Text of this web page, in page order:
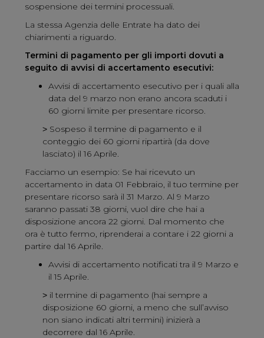
sospensione dei termini processuali.
La stessa Agenzia delle Entrate ha dato dei
chiarimenti a riguardo.
Termini di pagamento per gli importi dovuti a
seguito di avvisi di accertamento esecutivi:
Avvisi di accertamento esecutivo per i quali alla
data del 9 marzo non erano ancora scaduti i
60 giorni limite per presentare ricorso.
˃ Sospeso il termine di pagamento e il
conteggio dei 60 giorni ripartirà (da dove
lasciato) il 16 Aprile.
Facciamo un esempio: Se hai ricevuto un
accertamento in data 01 Febbraio, il tuo termine per
presentare ricorso sarà il 31 Marzo. Al 9 Marzo
saranno passati 38 giorni, vuol dire che hai a
disposizione ancora 22 giorni. Dal momento che
ora è tutto fermo, riprenderai a contare i 22 giorni a
partire dal 16 Aprile.
Avvisi di accertamento notificati tra il 9 Marzo e
il 15 Aprile.
˃ il termine di pagamento (hai sempre a
disposizione 60 giorni, a meno che sull’avviso
non siano indicati altri termini) inizierà a
decorrere dal 16 Aprile.